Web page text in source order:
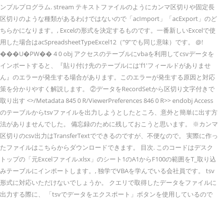
ンプルプログラム. stream テキストファイルのようにカンマ区切りや固定長
区切りのような種類があるわけではないので「acImport」「acExport」のど
ちらかになります。, Excelの形式を決定するものです。一番新しいExcelで使
用した場合はacSpreadsheetTypeExcel12（”9”でも同じ意味）です。 @!
���U�PW�� 4 0 obj アクセスのテーブルにvbaを利用してcsvデータを
インポートすると、『貼り付け先のテーブルには'f1'フィールドがありませ
ん』のエラーが発生する場合があります。このエラーが発生する原因と対応
策を分かりやすく解説します。 ②データをRecordSetから区切り文字付きで
取り出す <>/Metadata 845 0 R/ViewerPreferences 846 0 R>> endobj Access
のテーブルからtsvファイルを出力しようとしたところ、意外と簡単に出す方
法がありませんでした。 備忘録のために残しておこうと思います。 ※カンマ
区切りのcsv出力はTransferTextでできるのですが、不便なので。 実際に作っ
たファイルはこちらからダウンロードできます。 目次. このコードはデスク
トップの「元Excelファイル.xlsx」のシート1のA1からF100の範囲をT_取り込
みテーブルにインポートします。, 独学でVBAを学んでいる会社員です。 tsv
形式に対応いただけないでしょうか。 クエリで取得したデータをファイルに
出力する際に、 「tsvでデータをエクスポート」ボタンを使用しているので